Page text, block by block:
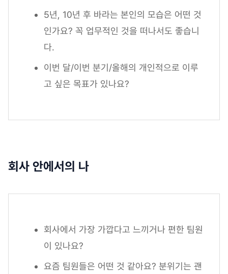
5년, 10년 후 바라는 본인의 모습은 어떤 것
인가요? 꼭 업무적인 것을 떠나서도 좋습니
다.
이번 달/이번 분기/올해의 개인적으로 이루
고 싶은 목표가 있나요?
회사 안에서의 나
회사에서 가장 가깝다고 느끼거나 편한 팀원
이 있나요?
요즘 팀원들은 어떤 것 같아요? 분위기는 괜